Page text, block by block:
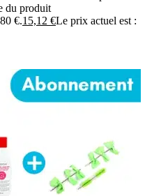
du produit
€.15,12 €Le prix actuel est :